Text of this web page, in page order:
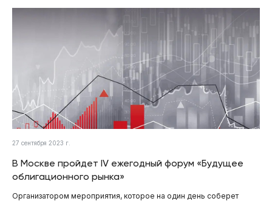
27 сентября 2023 г.
В Москве пройдет IV ежегодный форум «Будущее
облигационного рынка»
Организатором мероприятия, которое на один день соберет